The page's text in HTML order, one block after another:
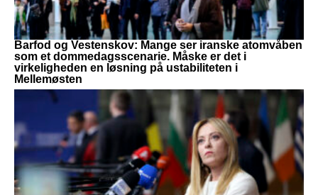
Barfod og Vestenskov: Mange ser iranske atomvåben
som et dommedagsscenarie. Måske er det i
virkeligheden en løsning på ustabiliteten i
Mellemøsten